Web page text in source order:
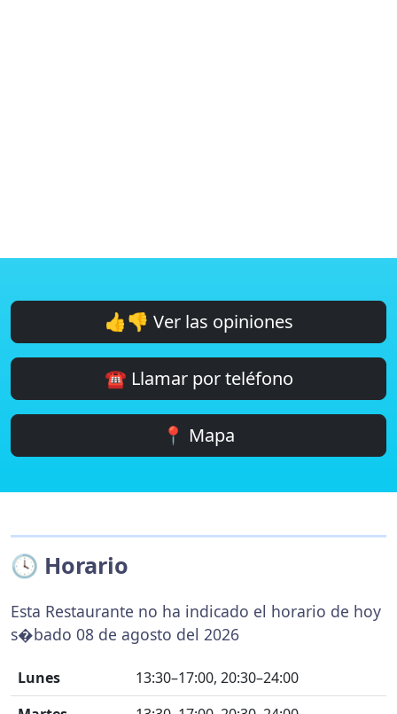
👍👎 Ver las opiniones
☎️ Llamar por teléfono
📍 Mapa
🕓 Horario
Esta Restaurante no ha indicado el horario de hoy
s�bado 08 de agosto del 2026
Lunes
13:30–17:00, 20:30–24:00